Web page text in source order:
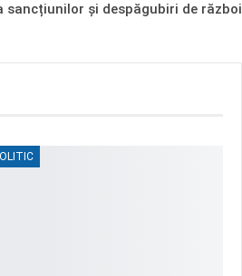
sancțiunilor și despăgubiri de război